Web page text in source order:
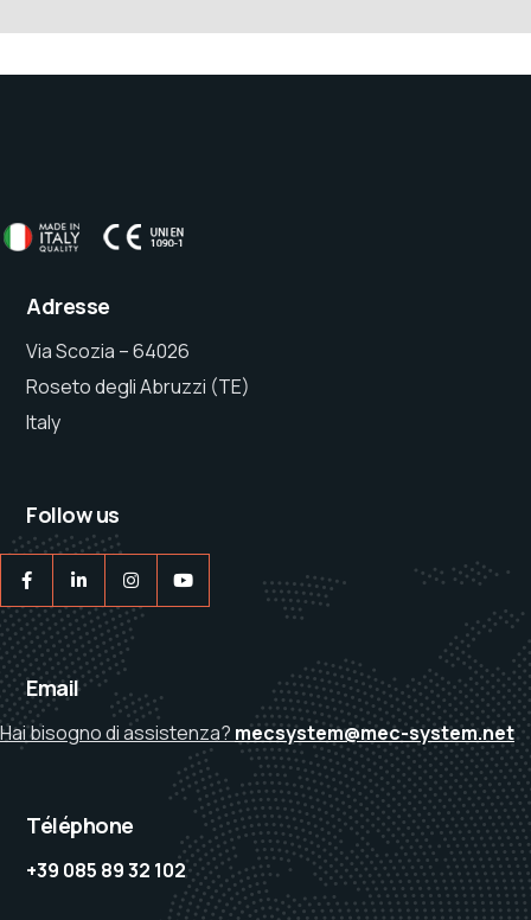
Adresse
Via Scozia – 64026
Roseto degli Abruzzi (TE)
Italy
Follow us
Email
Hai bisogno di assistenza? mecsystem@mec-system.net
Téléphone
+39 085 89 32 102